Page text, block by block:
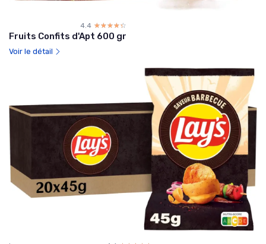
4.4 ☆☆☆☆☆
★★★★★
Fruits Confits d'Apt 600 gr
Voir le détail